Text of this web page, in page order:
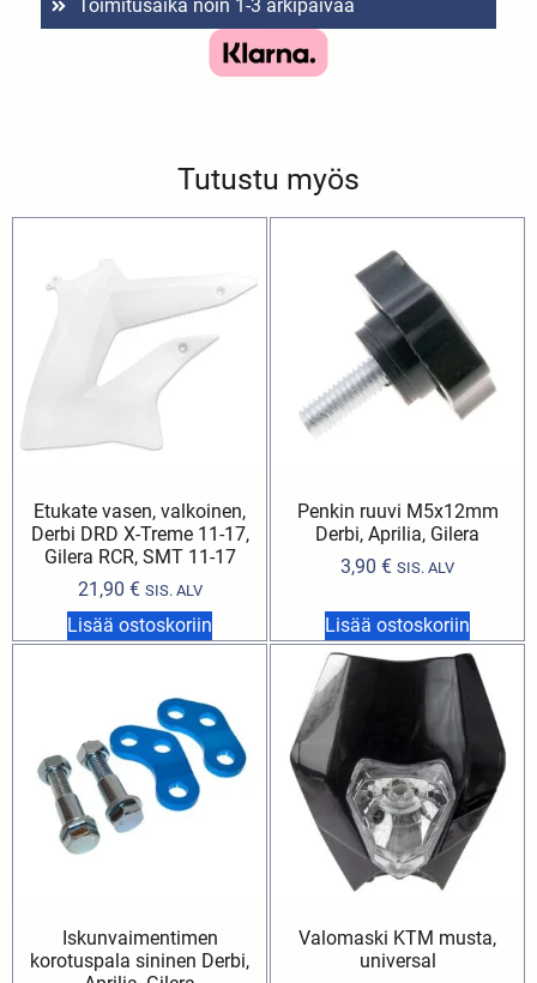
Toimitusaika noin 1-3 arkipäivää
Tutustu myös
Etukate vasen, valkoinen,
Derbi DRD X-Treme 11-17,
Gilera RCR, SMT 11-17
21,90 € SIS. ALV
Lisää ostoskoriin
Penkin ruuvi M5x12mm
Derbi, Aprilia, Gilera
3,90 € SIS. ALV
Lisää ostoskoriin
Iskunvaimentimen
korotuspala sininen Derbi,
Valomaski KTM musta,
universal